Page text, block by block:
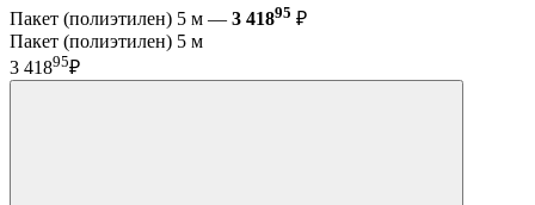
Пакет (полиэтилен) 5 м — 3 41895 ₽
Пакет (полиэтилен) 5 м
3 41895₽